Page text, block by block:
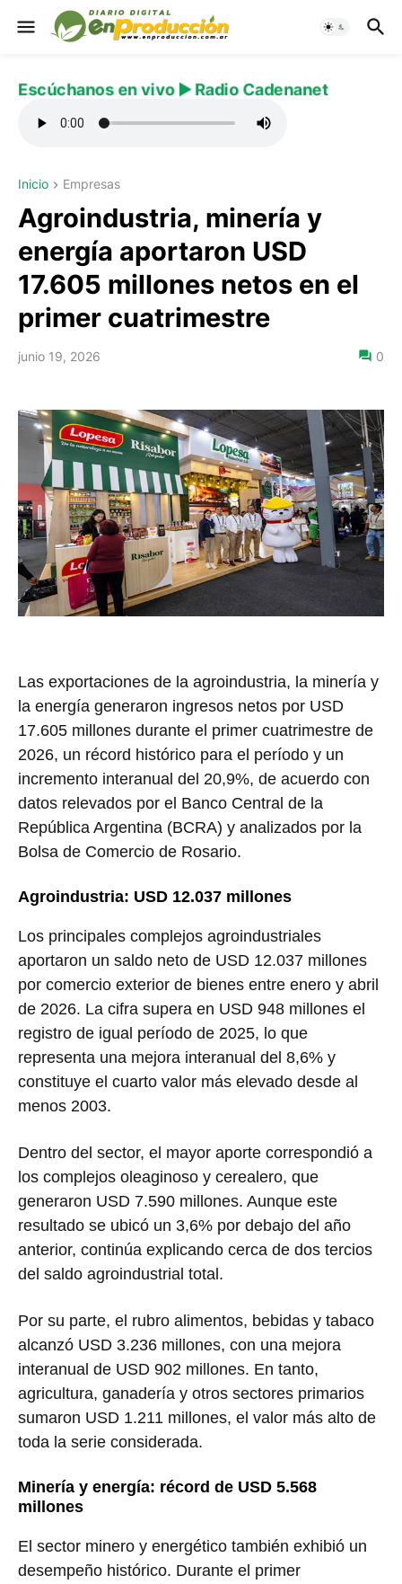
Escúchanos en vivo ▶️ Radio Cadenanet
Inicio Empresas
Agroindustria, minería y
energía aportaron USD
17.605 millones netos en el
primer cuatrimestre
junio 19, 2026 0
Las exportaciones de la agroindustria, la minería y
la energía generaron ingresos netos por USD
17.605 millones durante el primer cuatrimestre de
2026, un récord histórico para el período y un
incremento interanual del 20,9%, de acuerdo con
datos relevados por el Banco Central de la
República Argentina (BCRA) y analizados por la
Bolsa de Comercio de Rosario.
Agroindustria: USD 12.037 millones
Los principales complejos agroindustriales
aportaron un saldo neto de USD 12.037 millones
por comercio exterior de bienes entre enero y abril
de 2026. La cifra supera en USD 948 millones el
registro de igual período de 2025, lo que
representa una mejora interanual del 8,6% y
constituye el cuarto valor más elevado desde al
menos 2003.
Dentro del sector, el mayor aporte correspondió a
los complejos oleaginoso y cerealero, que
generaron USD 7.590 millones. Aunque este
resultado se ubicó un 3,6% por debajo del año
anterior, continúa explicando cerca de dos tercios
del saldo agroindustrial total.
Por su parte, el rubro alimentos, bebidas y tabaco
alcanzó USD 3.236 millones, con una mejora
interanual de USD 902 millones. En tanto,
agricultura, ganadería y otros sectores primarios
sumaron USD 1.211 millones, el valor más alto de
toda la serie considerada.
Minería y energía: récord de USD 5.568
millones
El sector minero y energético también exhibió un
desempeño histórico. Durante el primer